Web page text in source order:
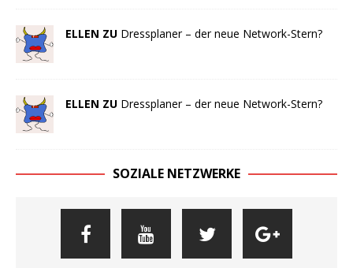
ELLEN ZU Dressplaner – der neue Network-Stern?
ELLEN ZU Dressplaner – der neue Network-Stern?
SOZIALE NETZWERKE